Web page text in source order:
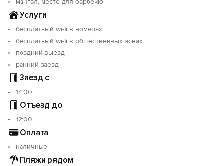
мангал, место для барбекю
Услуги
бесплатный wi-fi в номерах
бесплатный wi-fi в общественных зонах
поздний выезд
ранний заезд
Заезд с
14:00
Отъезд до
12:00
Оплата
наличные
Пляжи рядом